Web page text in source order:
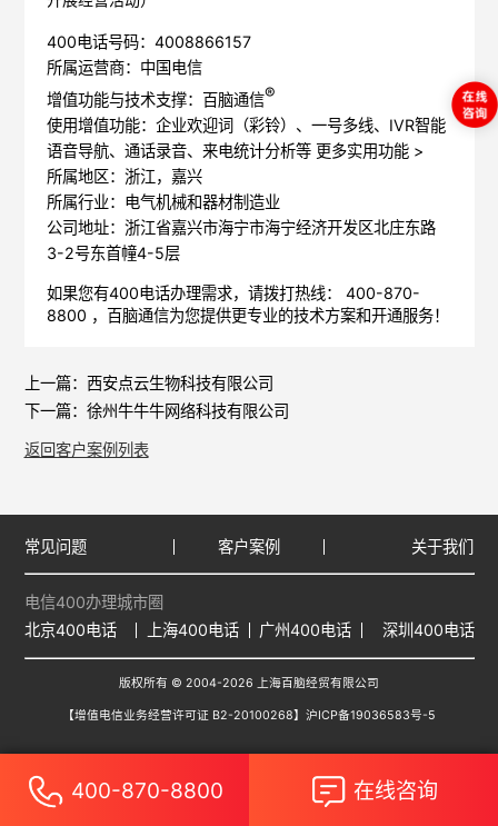
400电话号码：4008866157
所属运营商：中国电信
增值功能与技术支撑：百脑通信®
使用增值功能：企业欢迎词（彩铃）、一号多线、IVR智能
语音导航、通话录音、来电统计分析等 更多实用功能 >
所属地区：浙江，嘉兴
所属行业：电气机械和器材制造业
公司地址：浙江省嘉兴市海宁市海宁经济开发区北庄东路
3-2号东首幢4-5层
如果您有400电话办理需求，请拨打热线： 400-870-
8800 ， 百脑通信为您提供更专业的技术方案和开通服务！
上一篇： 西安点云生物科技有限公司
下一篇： 徐州牛牛牛网络科技有限公司
返回客户案例列表
常见问题 客户案例 关于我们
电信400办理城市圈
北京400电话
上海400电话 广州400电话 深圳400电话
版权所有 © 2004-2026 上海百脑经贸有限公司
【增值电信业务经营许可证 B2-20100268】 沪ICP备19036583号-5
400-870-8800 在线咨询